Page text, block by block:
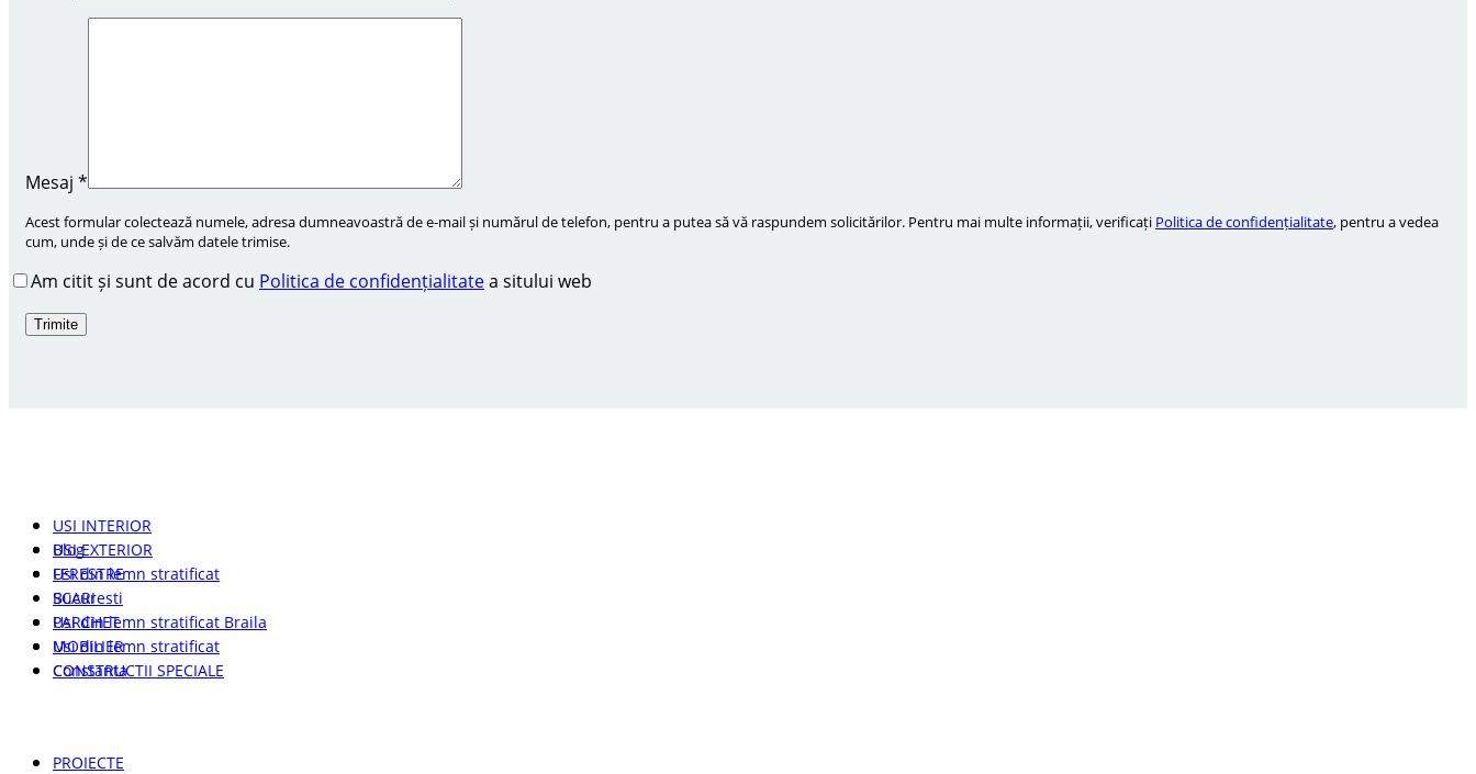
Mesaj *
Acest formular colectează numele, adresa dumneavoastră de e-mail și numărul de telefon, pentru a putea să vă raspundem solicitărilor. Pentru mai multe informații, verificați Politica de confidențialitate, pentru a vedea
cum, unde și de ce salvăm datele trimise.
Am citit și sunt de acord cu Politica de confidențialitatea sitului web
Blog
Usi din lemn stratificat
Bucuresti
Usi din lemn stratificat Braila
Usi din lemn stratificat
Constanta
USI INTERIOR
USI EXTERIOR
FERESTRE
SCARI
PARCHET
MOBILIER
CONSTRUCTII SPECIALE
PROIECTE